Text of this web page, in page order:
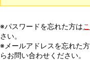
※パスワードを忘れた方は
さい。
※メールアドレスを忘れた
らお問い合わせください。